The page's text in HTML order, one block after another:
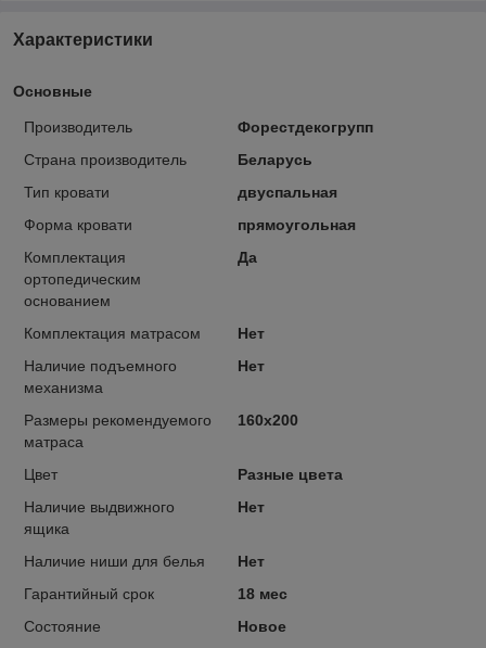
Характеристики
Основные
Производитель
Форестдекогрупп
Страна производитель
Беларусь
Тип кровати
двуспальная
Форма кровати
прямоугольная
Комплектация
ортопедическим
основанием
Да
Комплектация матрасом
Нет
Наличие подъемного
механизма
Нет
Размеры рекомендуемого
матраса
160х200
Цвет
Разные цвета
Наличие выдвижного
ящика
Нет
Наличие ниши для белья
Нет
Гарантийный срок
18 мес
Состояние
Новое